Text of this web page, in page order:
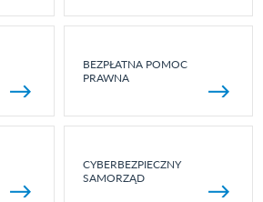
BEZPŁATNA POMOC
PRAWNA
CYBERBEZPIECZNY
SAMORZĄD